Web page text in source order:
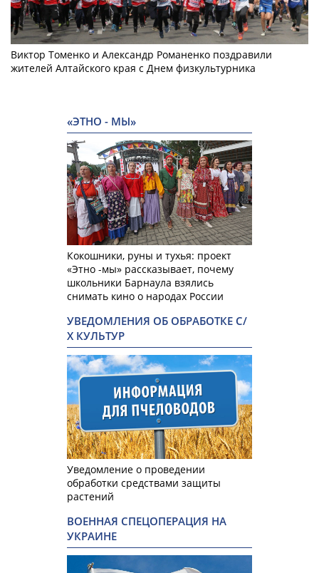
Виктор Томенко и Александр Романенко поздравили
жителей Алтайского края с Днем физкультурника
«ЭТНО - МЫ»
Кокошники, руны и тухья: проект
«Этно -мы» рассказывает, почему
школьники Барнаула взялись
снимать кино о народах России
УВЕДОМЛЕНИЯ ОБ ОБРАБОТКЕ С/
Х КУЛЬТУР
Уведомление о проведении
обработки средствами защиты
растений
ВОЕННАЯ СПЕЦОПЕРАЦИЯ НА
УКРАИНЕ